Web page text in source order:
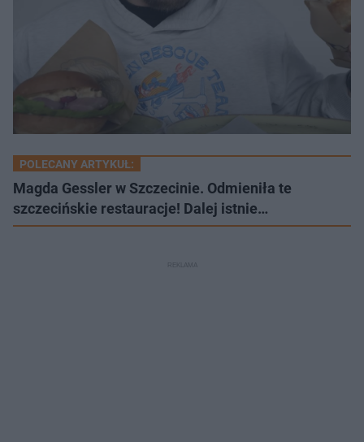
POLECANY ARTYKUŁ:
Magda Gessler w Szczecinie. Odmieniła te
szczecińskie restauracje! Dalej istnie…